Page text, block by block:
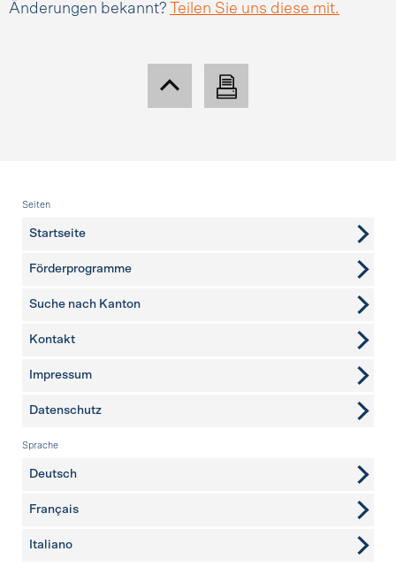
Änderungen bekannt?
Teilen Sie uns diese mit.
Fusszeile
Seiten
Startseite
Förderprogramme
Suche nach Kanton
weitere Seiten
Kontakt
Impressum
Datenschutz
Sprache
Deutsch
Français
Italiano